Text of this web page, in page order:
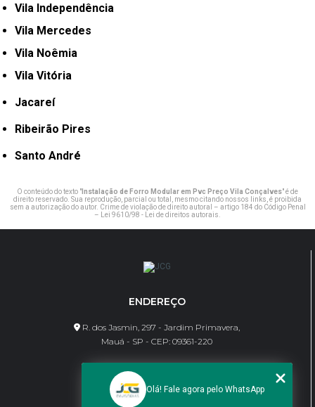
Vila Independência
Vila Mercedes
Vila Noêmia
Vila Vitória
Jacareí
Ribeirão Pires
Santo André
O conteúdo do texto " Instalação de Forro Modular em Pvc Preço Vila Conçalves" é de
direito reservado. Sua reprodução, parcial ou total, mesmo citando nossos links, é proibida
sem a autorização do autor. Crime de violação de direito autoral – artigo 184 do Código Penal
–
Lei 9610/98 - Lei de direitos autorais
ENDEREÇO
R. dos Jasmin, 297 - Jardim Primavera,
Mauá - SP - CEP: 09361-220
CONTATO
(11) 95462-8630
Olá! Fale agora pelo WhatsApp